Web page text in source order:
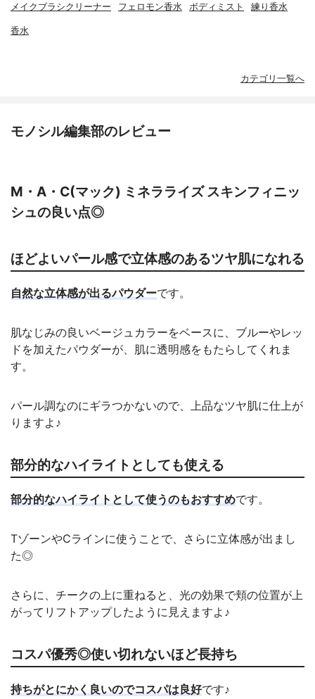
メイクブラシクリーナー フェロモン香水 ボディミスト 練り香水
香水
カテゴリ一覧へ
モノシル編集部のレビュー
M・A・C(マック) ミネラライズ スキンフィニッ
シュの良い点◎
ほどよいパール感で立体感のあるツヤ肌になれる
自然な立体感が出るパウダーです。
肌なじみの良いベージュカラーをベースに、ブルーやレッ
ドを加えたパウダーが、肌に透明感をもたらしてくれま
す。
パール調なのにギラつかないので、上品なツヤ肌に仕上が
りますよ♪
部分的なハイライトとしても使える
部分的なハイライトとして使うのもおすすめです。
TゾーンやCラインに使うことで、さらに立体感が出まし
た◎
さらに、チークの上に重ねると、光の効果で頬の位置が上
がってリフトアップしたように見えますよ♪
コスパ優秀◎使い切れないほど長持ち
持ちがとにかく良いのでコスパは良好です♪